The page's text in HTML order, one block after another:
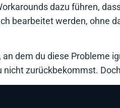
dazu führen,
bearbeitet werden, ohne
dem du diese Probleme
nicht zurückbekommst.